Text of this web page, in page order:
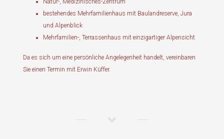
bestehendes Mehrfamilienhaus mit Baulandreserve, Jura
und Alpenblick
Mehrfamilien-, Terrassenhaus mit einzigartiger Alpensicht
Da es sich um eine persönliche Angelegenheit handelt, vereinbaren
Sie einen Termin mit Erwin Küffer.